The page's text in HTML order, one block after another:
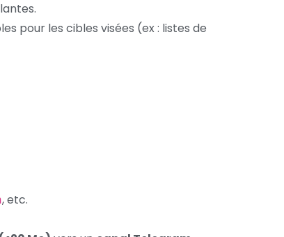
pour les cibles visées (ex : listes de
, etc.